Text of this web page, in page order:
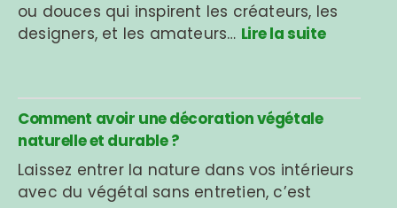
ou douces qui inspirent les créateurs, les
designers, et les amateurs… Lire la suite
Comment avoir une décoration végétale
naturelle et durable ?
Laissez entrer la nature dans vos intérieurs
avec du végétal sans entretien, c’est